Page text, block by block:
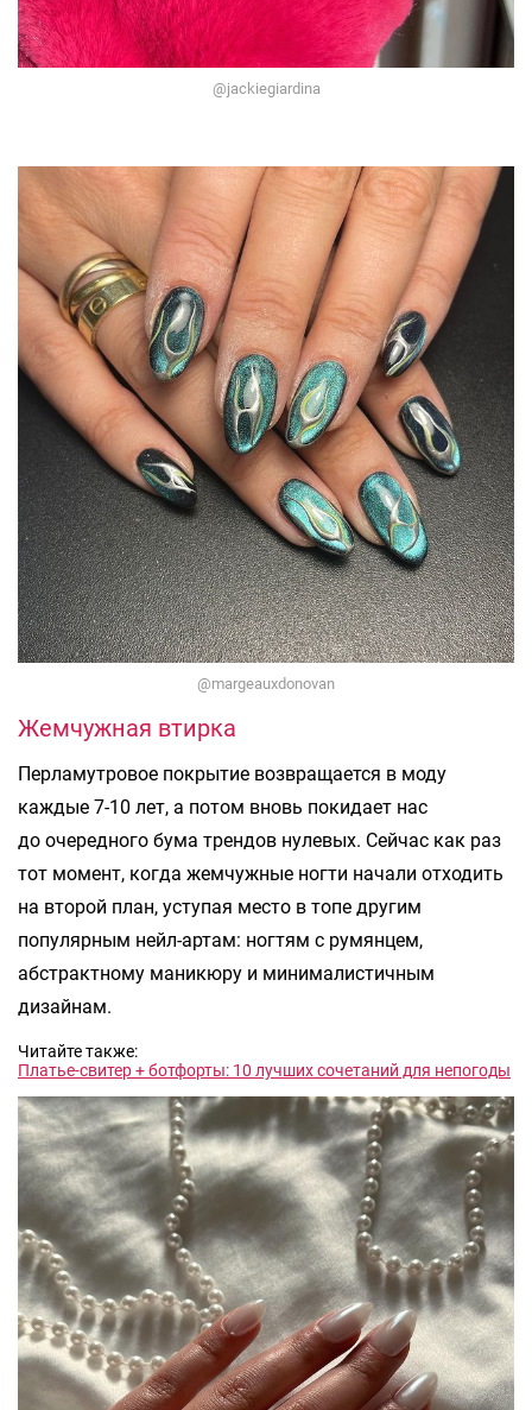
@jackiegiardina
@margeauxdonovan
Жемчужная втирка
Перламутровое покрытие возвращается в моду
каждые 7-10 лет, а потом вновь покидает нас
до очередного бума трендов нулевых. Сейчас как раз
тот момент, когда жемчужные ногти начали отходить
на второй план, уступая место в топе другим
популярным нейл-артам: ногтям с румянцем,
абстрактному маникюру и минималистичным
дизайнам.
Читайте также:
Платье-свитер + ботфорты: 10 лучших сочетаний для непогоды